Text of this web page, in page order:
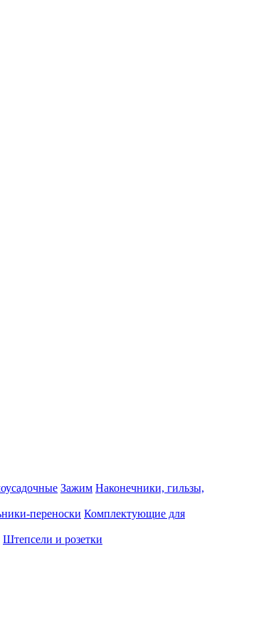
Зажим Наконечники, гильзы,
переноски Комплектующие для
Штепсели и розетки